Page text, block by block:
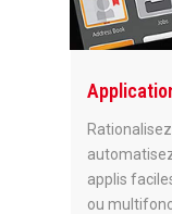
applis
ou